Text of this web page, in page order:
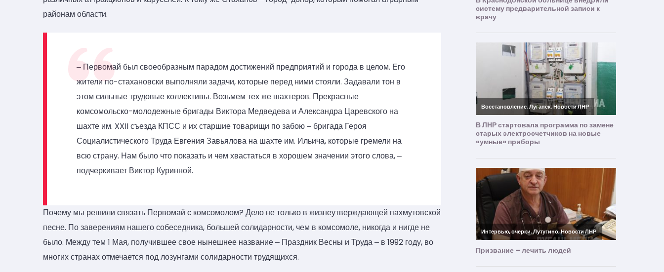
районам области.
‒ Первомай был своеобразным парадом достижений предприятий и города в целом. Его
жители по-стахановски выполняли задачи, которые перед ними стояли. Задавали тон в
этом сильные трудовые коллективы. Возьмем тех же шахтеров. Прекрасные
комсомольско-молодежные бригады Виктора Медведева и Александра Царевского на
шахте им. XXII съезда КПСС и их старшие товарищи по забою ‒ бригада Героя
Социалистического Труда Евгения Завьялова на шахте им. Ильича, которые гремели на
всю страну. Нам было что показать и чем хвастаться в хорошем значении этого слова, ‒
подчеркивает Виктор Куринной.
Почему мы решили связать Первомай с комсомолом? Дело не только в жизнеутверждающей пахмутовской
песне. По заверениям нашего собеседника, большей солидарности, чем в комсомоле, никогда и нигде не
было. Между тем 1 Мая, получившее свое нынешнее название ‒ Праздник Весны и Труда ‒ в 1992 году, во
многих странах отмечается под лозунгами солидарности трудящихся.